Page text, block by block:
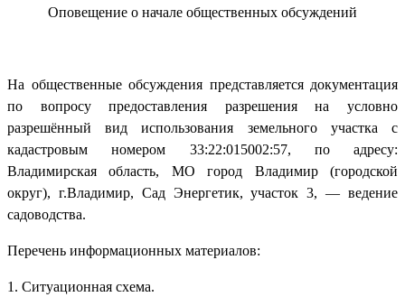
Оповещение о начале общественных обсуждений
На общественные обсуждения представляется документация
по вопросу предоставления разрешения на условно
разрешённый вид использования земельного участка с
кадастровым номером 33:22:015002:57, по адресу:
Владимирская область, МО город Владимир (городской
округ), г.Владимир, Сад Энергетик, участок 3, — ведение
садоводства.
Перечень информационных материалов:
1. Ситуационная схема.